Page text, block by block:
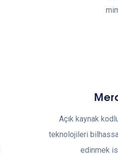
Açık kaynak
teknolojileri
edinmek